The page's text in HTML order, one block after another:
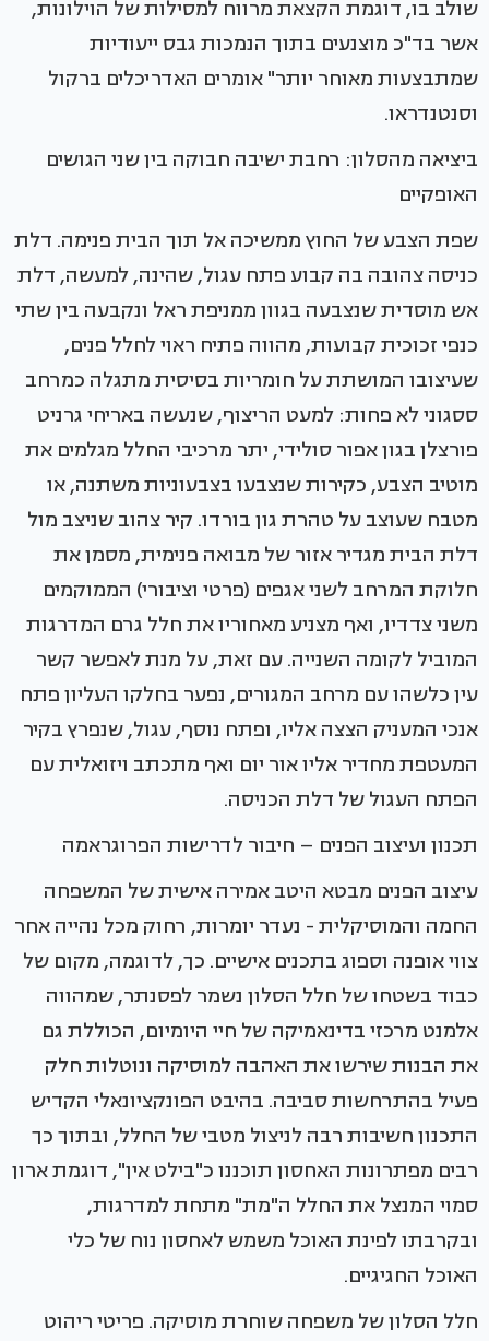
שולב בו, דוגמת הקצאת מרווח למסילות של הוילונות,
אשר בד"כ מוצנעים בתוך הנמכות גבס ייעודיות
שמתבצעות מאוחר יותר" אומרים האדריכלים ברקול
וסנטנדראו.
ביציאה מהסלון: רחבת ישיבה חבוקה בין שני הגושים
האופקיים
שפת הצבע של החוץ ממשיכה אל תוך הבית פנימה. דלת
כניסה צהובה בה קבוע פתח עגול, שהינה, למעשה, דלת
אש מוסדית שנצבעה בגוון ממניפת ראל ונקבעה בין שתי
כנפי זכוכית קבועות, מהווה פתיח ראוי לחלל פנים,
שעיצובו המושתת על חומריות בסיסית מתגלה כמרחב
ססגוני לא פחות: למעט הריצוף, שנעשה באריחי גרניט
פורצלן בגון אפור סולידי, יתר מרכיבי החלל מגלמים את
מוטיב הצבע, כקירות שנצבעו בצבעוניות משתנה, או
מטבח שעוצב על טהרת גון בורדו. קיר צהוב שניצב מול
דלת הבית מגדיר אזור של מבואה פנימית, מסמן את
חלוקת המרחב לשני אגפים (פרטי וציבורי) הממוקמים
משני צדדיו, ואף מצניע מאחוריו את חלל גרם המדרגות
המוביל לקומה השנייה. עם זאת, על מנת לאפשר קשר
עין כלשהו עם מרחב המגורים, נפער בחלקו העליון פתח
אנכי המעניק הצצה אליו, ופתח נוסף, עגול, שנפרץ בקיר
המעטפת מחדיר אליו אור יום ואף מתכתב ויזואלית עם
הפתח העגול של דלת הכניסה.
תכנון ועיצוב הפנים – חיבור לדרישות הפרוגראמה
עיצוב הפנים מבטא היטב אמירה אישית של המשפחה
החמה והמוסיקלית - נעדר יומרות, רחוק מכל נהייה אחר
צווי אופנה וספוג בתכנים אישיים. כך, לדוגמה, מקום של
כבוד בשטחו של חלל הסלון נשמר לפסנתר, שמהווה
אלמנט מרכזי בדינאמיקה של חיי היומיום, הכוללת גם
את הבנות שירשו את האהבה למוסיקה ונוטלות חלק
פעיל בהתרחשות סביבה. בהיבט הפונקציונאלי הקדיש
התכנון חשיבות רבה לניצול מטבי של החלל, ובתוך כך
רבים מפתרונות האחסון תוכננו כ"בילט אין", דוגמת ארון
סמוי המנצל את החלל ה"מת" מתחת למדרגות,
ובקרבתו לפינת האוכל משמש לאחסון נוח של כלי
האוכל החגיגיים.
חלל הסלון של משפחה שוחרת מוסיקה. פריטי ריהוט